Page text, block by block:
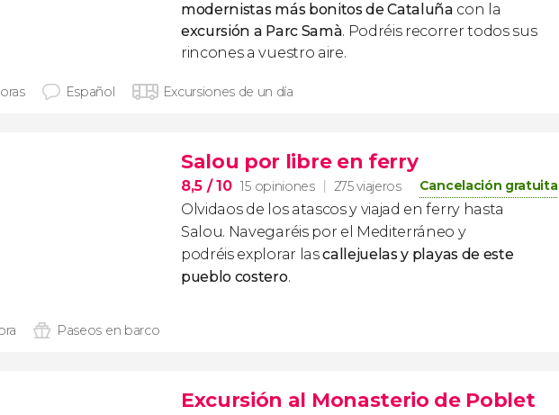
modernistas más bonitos de Cataluña con la
excursión a Parc Samà. Podréis recorrer todos sus
rincones a vuestro aire.
Español Excursiones de un día
Salou por libre en ferry
8,5 / 10 15 opiniones 275 viajeros Cancelación gratuita
Olvidaos de los atascos y viajad en ferry hasta
Salou. Navegaréis por el Mediterráneo y
podréis explorar lascallejuelas y playas de este
pueblo costero.
Paseos en barco
Excursión al Monasterio de Poblet